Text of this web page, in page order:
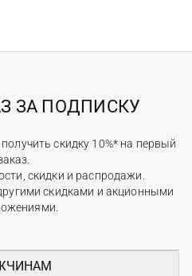
ЗА ПОДПИСКУ
скидку 10%* на первый
скидки и распродажи.
скидками и акционными